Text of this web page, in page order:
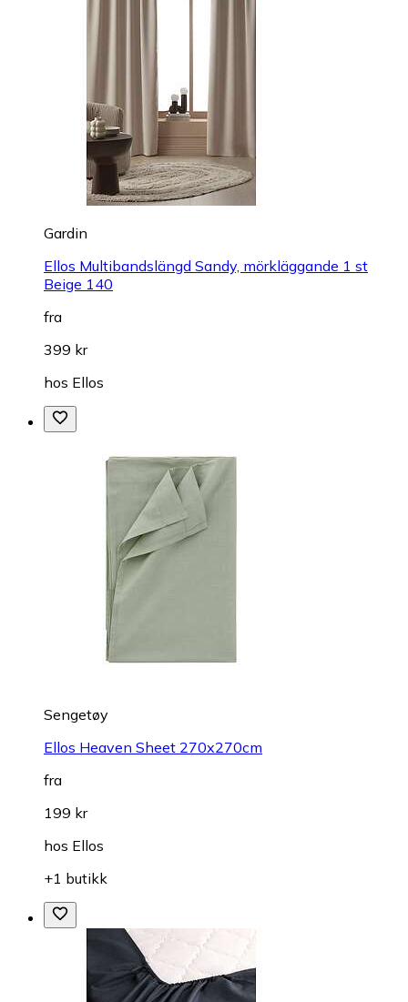
Gardin
Ellos Multibandslängd Sandy, mörkläggande 1 st
Beige 140
fra
399 kr
hos Ellos
Sengetøy
Ellos Heaven Sheet 270x270cm
fra
199 kr
hos Ellos
+1 butikk